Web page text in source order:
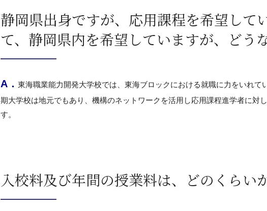
静岡県出身ですが、応用課程を希望して
て、静岡県内を希望していますが、どう
A． 東海職業能力開発大学校では、東海ブロックにおける就職に力をいれて
期大学校は地元でもあり、機構のネットワークを活用し応用課程進学者に対
す。
入校料及び年間の授業料は、どのくらい